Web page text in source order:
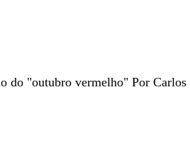
do "outubro vermelho" Por